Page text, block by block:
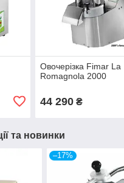
Овочерізка Fimar La
Romagnola 2000
44 290₴
та новинки
–17%